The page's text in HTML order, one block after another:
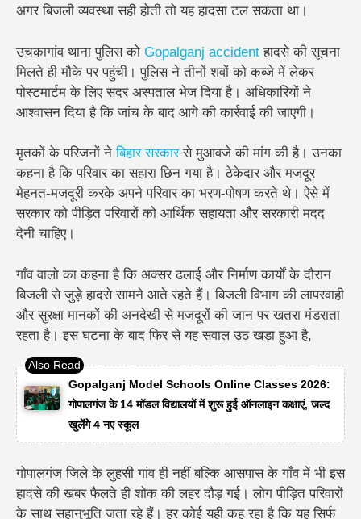
अगर बिजली व्यवस्था सही होती तो यह हादसा टल सकता था।
उचकागांव थाना पुलिस को Gopalganj accident हादसे की सूचना
मिलते ही मौके पर पहुंची। पुलिस ने तीनों शवों को कब्जे में लेकर
पोस्टमार्टम के लिए सदर अस्पताल भेज दिया है। अधिकारियों ने
आश्वासन दिया है कि जांच के बाद आगे की कार्रवाई की जाएगी।
मृतकों के परिजनों नेबिहार सरकारसे मुआवजे की मांग की है। उनका
कहना है कि परिवार का सहारा छिन गया है। ठेकेदार और मजदूर
मेहनत-मजदूरी करके अपने परिवार का भरण-पोषण करते थे। ऐसे में
सरकार को पीड़ित परिवारों को आर्थिक सहायता और सरकारी मदद
देनी चाहिए।
गाँव वालो का कहना है कि अक्सर ढलाई और निर्माण कार्यों के दौरान
बिजली से जुड़े हादसे सामने आते रहते हैं। बिजली विभाग की लापरवाही
और सुरक्षा मानकों की अनदेखी से मजदूरों की जान पर खतरा मंडराता
रहता है। इस घटना के बाद फिर से यह सवाल उठ खड़ा हुआ है,
Gopalganj Model Schools Online Classes 2026:
गोपालगंज के 14 मॉडल विद्यालयों में शुरू हुई ऑनलाइन कक्षाएं, जल्द
खुलेंगे 4 नए स्कूल
गोपालगंज जिले के लुहसी गांव ही नहीं बल्कि आसपास के गाँव में भी इस
हादसे की खबर फैलते ही शोक की लहर दौड़ गई। लोग पीड़ित परिवारों
के साथ सहानुभूति जता रहे हैं। हर कोई यही कह रहा है कि यह सिर्फ